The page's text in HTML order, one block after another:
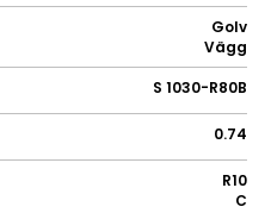
Golv
Vägg
S 1030-R80B
0.74
R10
C